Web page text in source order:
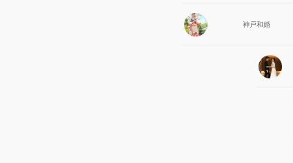
神戸和婚